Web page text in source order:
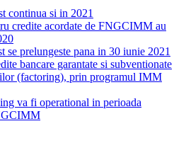
continua si in 2021
credite acordate de FNGCIMM au
prelungeste pana in 30 iunie 2021
bancare garantate si subventionate
(factoring), prin programul IMM
va fi operational in perioada